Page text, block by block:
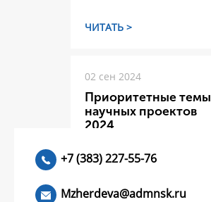
ЧИТАТЬ >
02 сен 2024
Приоритетные темы
научных проектов
2024
ЧИТАТЬ >
+7 (383) 227-55-76
Mzherdeva@admnsk.ru